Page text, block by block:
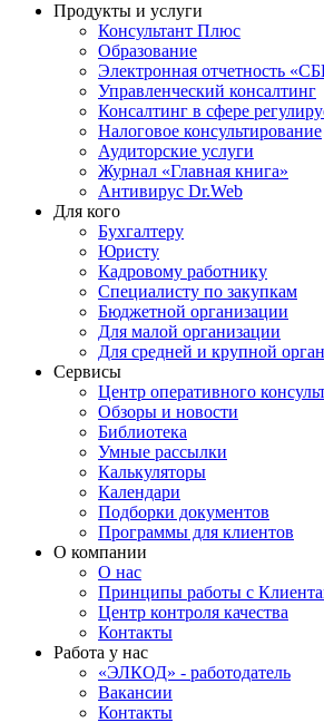
Продукты и услуги
Консультант Плюс
Образование
Электронная отчетность
Управленческий консалтинг
Консалтинг в сфере
Налоговое консультирование
Аудиторские услуги
Журнал «Главная книга»
Антивирус Dr.Web
Для кого
Бухгалтеру
Юристу
Кадровому работнику
Специалисту по закупкам
Бюджетной организации
Для малой организации
Для средней и крупной
Сервисы
Центр оперативного
Обзоры и новости
Библиотека
Умные рассылки
Калькуляторы
Календари
Подборки документов
Программы для клиентов
О компании
О нас
Принципы работы с
Центр контроля качества
Контакты
Работа у нас
«ЭЛКОД» - работодатель
Вакансии
Контакты